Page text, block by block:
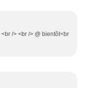
/> <br /> @ bientôt<br